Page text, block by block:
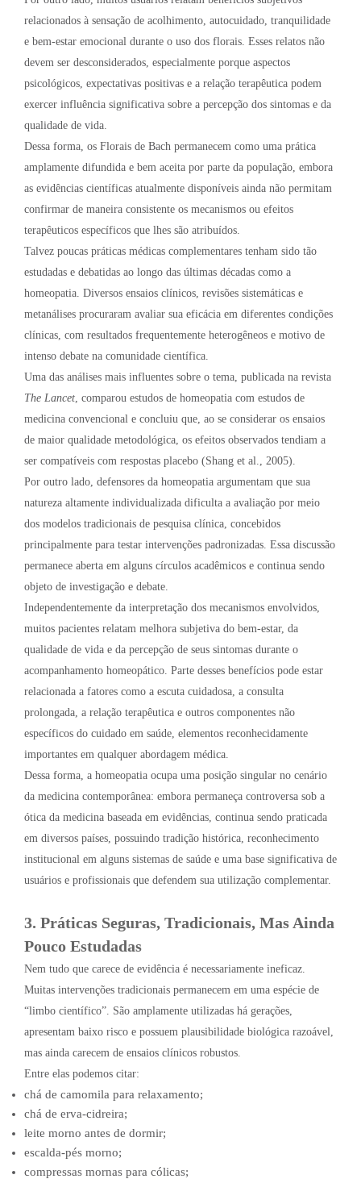
relacionados à sensação de acolhimento, autocuidado, tranquilidade
e bem-estar emocional durante o uso dos florais. Esses relatos não
devem ser desconsiderados, especialmente porque aspectos
psicológicos, expectativas positivas e a relação terapêutica podem
exercer influência significativa sobre a percepção dos sintomas e da
qualidade de vida.
Dessa forma, os Florais de Bach permanecem como uma prática
amplamente difundida e bem aceita por parte da população, embora
as evidências científicas atualmente disponíveis ainda não permitam
confirmar de maneira consistente os mecanismos ou efeitos
terapêuticos específicos que lhes são atribuídos.
Talvez poucas práticas médicas complementares tenham sido tão
estudadas e debatidas ao longo das últimas décadas como a
homeopatia. Diversos ensaios clínicos, revisões sistemáticas e
metanálises procuraram avaliar sua eficácia em diferentes condições
clínicas, com resultados frequentemente heterogêneos e motivo de
intenso debate na comunidade científica.
Uma das análises mais influentes sobre o tema, publicada na revista
The Lancet , comparou estudos de homeopatia com estudos de
medicina convencional e concluiu que, ao se considerar os ensaios
de maior qualidade metodológica, os efeitos observados tendiam a
ser compatíveis com respostas placebo (Shang et al., 2005).
Por outro lado, defensores da homeopatia argumentam que sua
natureza altamente individualizada dificulta a avaliação por meio
dos modelos tradicionais de pesquisa clínica, concebidos
principalmente para testar intervenções padronizadas. Essa discussão
permanece aberta em alguns círculos acadêmicos e continua sendo
objeto de investigação e debate.
Independentemente da interpretação dos mecanismos envolvidos,
muitos pacientes relatam melhora subjetiva do bem-estar, da
qualidade de vida e da percepção de seus sintomas durante o
acompanhamento homeopático. Parte desses benefícios pode estar
relacionada a fatores como a escuta cuidadosa, a consulta
prolongada, a relação terapêutica e outros componentes não
específicos do cuidado em saúde, elementos reconhecidamente
importantes em qualquer abordagem médica.
Dessa forma, a homeopatia ocupa uma posição singular no cenário
da medicina contemporânea: embora permaneça controversa sob a
ótica da medicina baseada em evidências, continua sendo praticada
em diversos países, possuindo tradição histórica, reconhecimento
institucional em alguns sistemas de saúde e uma base significativa de
usuários e profissionais que defendem sua utilização complementar.
3. Práticas Seguras, Tradicionais, Mas Ainda
Pouco Estudadas
Nem tudo que carece de evidência é necessariamente ineficaz.
Muitas intervenções tradicionais permanecem em uma espécie de
“limbo científico”. São amplamente utilizadas há gerações,
apresentam baixo risco e possuem plausibilidade biológica razoável,
mas ainda carecem de ensaios clínicos robustos.
Entre elas podemos citar:
chá de camomila para relaxamento;
chá de erva-cidreira;
leite morno antes de dormir;
escalda-pés morno;
compressas mornas para cólicas;